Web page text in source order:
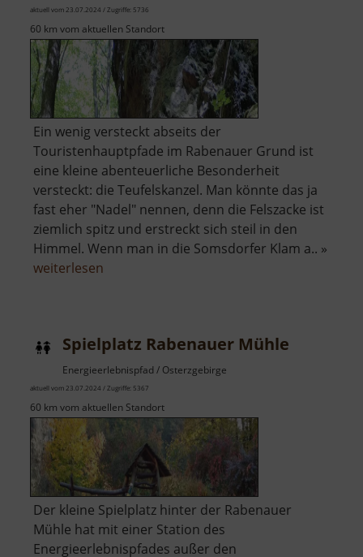
aktuell vom 23.07.2024 / Zugriffe: 5736
60 km vom aktuellen Standort
Ein wenig versteckt abseits der
Touristenhauptpfade im Rabenauer Grund ist
eine kleine abenteuerliche Besonderheit
versteckt: die Teufelskanzel. Man könnte das ja
fast eher "Nadel" nennen, denn die Felszacke ist
ziemlich spitz und erstreckt sich steil in den
Himmel. Wenn man in die Somsdorfer Klam a.. »
weiterlesen
Grund
Spielplatz Rabenauer Mühle
Energieerlebnispfad / Osterzgebirge
aktuell vom 23.07.2024 / Zugriffe: 5367
60 km vom aktuellen Standort
Der kleine Spielplatz hinter der Rabenauer
Mühle hat mit einer Station des
Energieerlebnispfades außer den